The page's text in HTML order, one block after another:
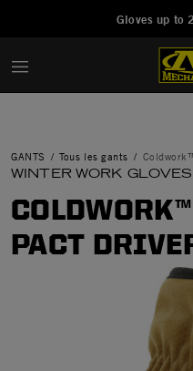
Gloves up to
GANTS Tous les gants
WINTER WORK GLOVES
PACT
Manage